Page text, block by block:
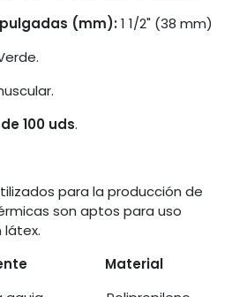
(mm):1 1/2" (38 mm)
100 uds.
para la producción de
son aptos para uso
látex.
Material